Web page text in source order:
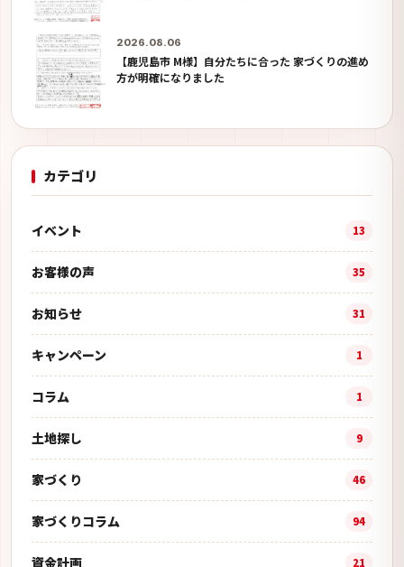
2026.08.06
【鹿児島市 M様】自分たちに合った 家づくりの進め
方が明確になりました
カテゴリ
イベント 13
お客様の声 35
お知らせ 31
キャンペーン 1
コラム 1
土地探し 9
家づくり 46
家づくりコラム 94
資金計画 21